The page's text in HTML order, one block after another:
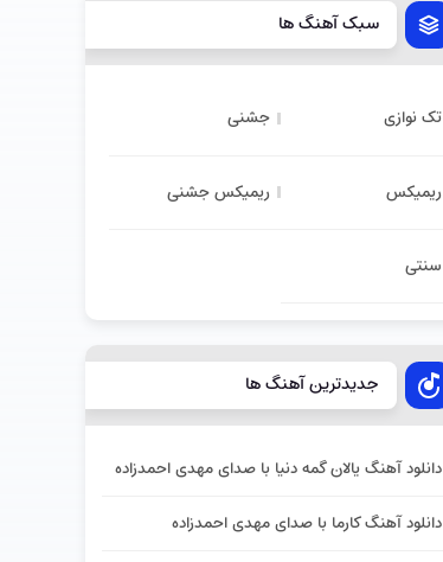
سبک آهنگ ها
تک نوازی جشنی
ریمیکس ریمیکس جشنی
سنتی
جدیدترین آهنگ ها
دانلود آهنگ یالان گمه دنیا با صدای مهدی احمدزاده
دانلود آهنگ کارما با صدای مهدی احمدزاده